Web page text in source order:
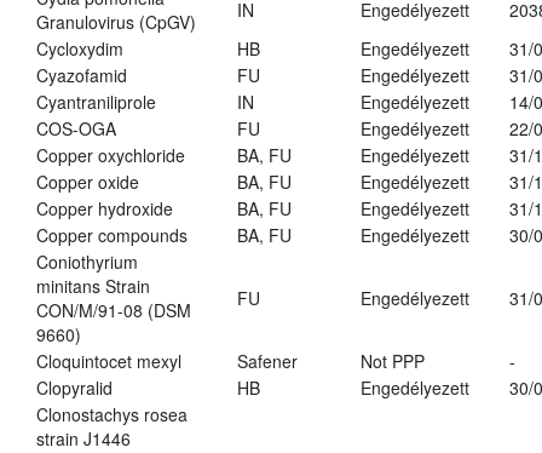
Granulovirus (CpGV)
IN Engedélyezett
Cycloxydim
HB Engedélyezett
31/
Cyazofamid
FU Engedélyezett
31/
Cyantraniliprole
IN Engedélyezett
14/
COS-OGA
FU Engedélyezett
22/
Copper oxychloride
BA, FU Engedélyezett
31/
Copper oxide
BA, FU Engedélyezett
31/
Copper hydroxide
BA, FU Engedélyezett
31/
Copper compounds
BA, FU Engedélyezett
30/
Coniothyrium
minitans Strain
CON/M/91-08 (DSM
9660)
FU Engedélyezett 31/
Cloquintocet mexyl Safener Not PPP
-
Clopyralid
HB Engedélyezett
30/
Clonostachys rosea
strain J1446